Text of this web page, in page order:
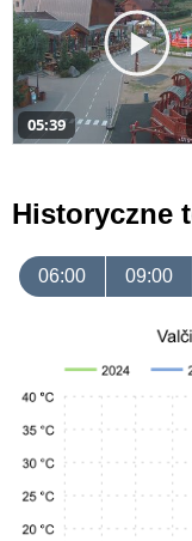
05:39
Historyczne
06:00 09:00